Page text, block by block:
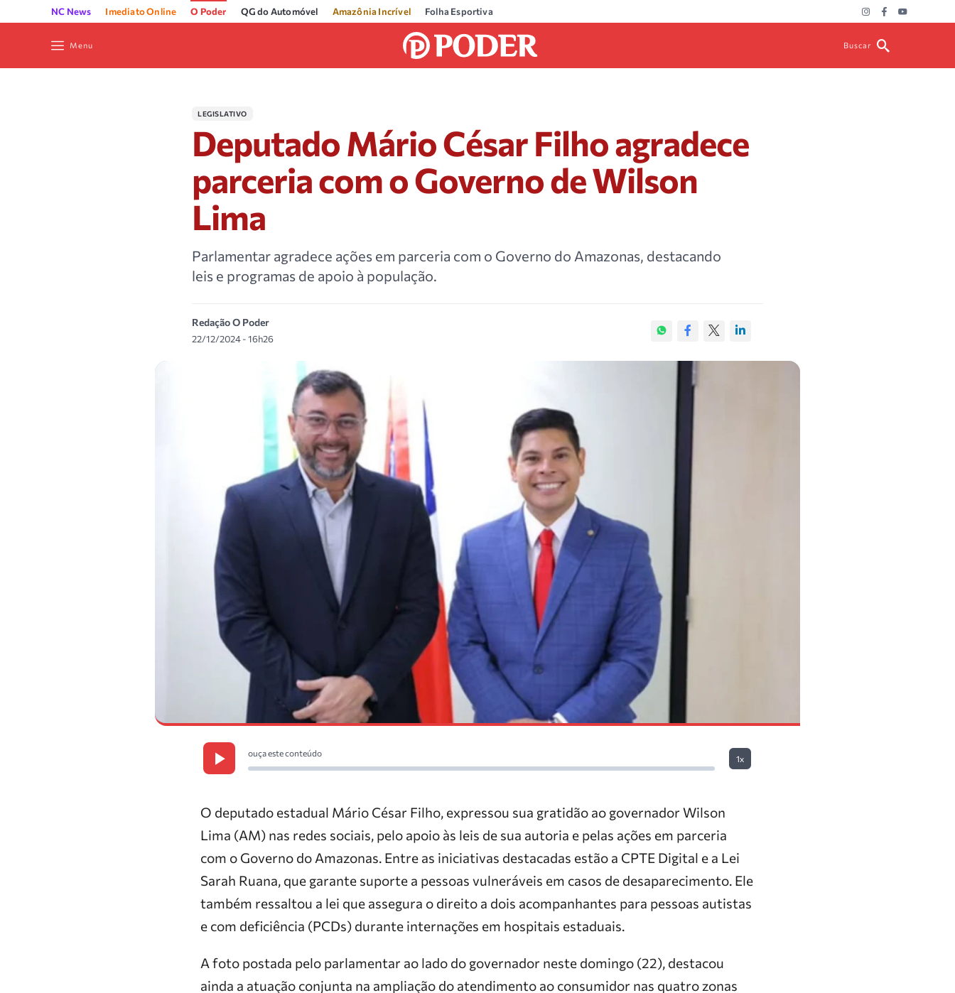
NC News Imediato Online O Poder QG do Automóvel Amazônia Incrível Folha Esportiva
Menu Buscar
LEGISLATIVO
Deputado Mário César Filho agradece
parceria com o Governo de Wilson
Lima
Parlamentar agradece ações em parceria com o Governo do Amazonas, destacando
leis e programas de apoio à população.
Redação O Poder
22/12/2024 - 16h26
ouça este conteúdo
1x
O deputado estadual Mário César Filho, expressou sua gratidão ao governador Wilson
Lima (AM) nas redes sociais, pelo apoio às leis de sua autoria e pelas ações em parceria
com o Governo do Amazonas. Entre as iniciativas destacadas estão a CPTE Digital e a Lei
Sarah Ruana, que garante suporte a pessoas vulneráveis em casos de desaparecimento. Ele
também ressaltou a lei que assegura o direito a dois acompanhantes para pessoas autistas
e com deficiência (PCDs) durante internações em hospitais estaduais.
A foto postada pelo parlamentar ao lado do governador neste domingo (22), destacou
ainda a atuação conjunta na ampliação do atendimento ao consumidor nas quatro zonas